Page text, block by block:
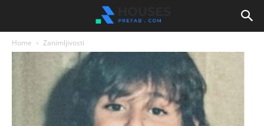
Home Zanimljivosti